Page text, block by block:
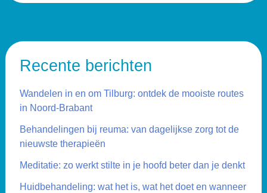
Recente berichten
Wandelen in en om Tilburg: ontdek de mooiste routes
in Noord-Brabant
Behandelingen bij reuma: van dagelijkse zorg tot de
nieuwste therapieën
Meditatie: zo werkt stilte in je hoofd beter dan je denkt
Huidbehandeling: wat het is, wat het doet en wanneer